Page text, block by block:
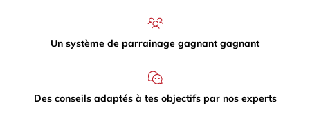
Un système de parrainage gagnant gagnant
Des conseils adaptés à tes objectifs par nos experts